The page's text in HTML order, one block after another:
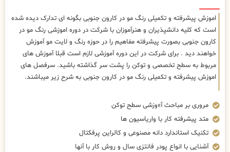
اموزش پیشرفته و تکمیلی رنگ مو در کارون جنوبی بگونه ای تدارک دیده شده
است که کلیه دانشپذیران و هنرآموزان با شرکت در دوره اموزشی رنگ مو در
کارون جنوبی بصورت پیشرفته مفاهیم را در حوزه رنگ و لایت مو آموزش
خواهند دید . برای شرکت در این دوره آموزشی لازم است قبلا آموزش های
مربوط به سطح تخصصی و توکن را پشت سر گذاشته باشید. سرفصل های
اموزش پیشرفته و تکمیلی رنگ مو در کارون جنوبی به شرح زیر میباشند.
مروری بر مباحث آ»وزشی سطح توکن
متد پیشرفته کار با واریاسیون ها
تکنیک استاندارد دانه مصنوعی و کالراین پرفکتال
آشنایی با انواع پودر فانتزی سال و روش کار با آنها